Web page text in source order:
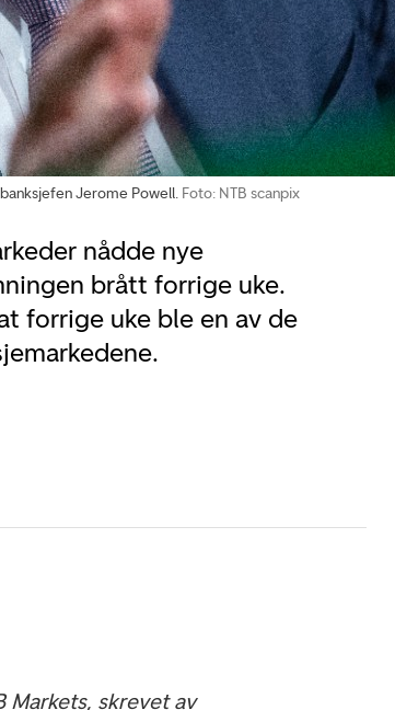
nådde nye
brått forrige uke.
forrige uke ble en av de
Jerome Powell. Foto: NTB scanpix
Markets, skrevet av